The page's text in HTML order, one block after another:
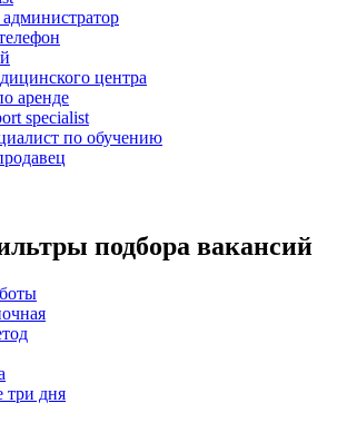
центра
аренде
specialist
по обучению
подбора вакансий
три дня